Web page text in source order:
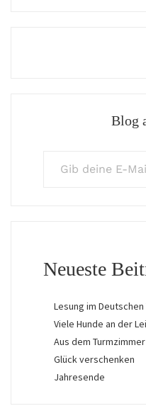
Blog
Neueste
Lesung im
Viele Hunde an der
Aus dem
Glück verschenken
Jahresende